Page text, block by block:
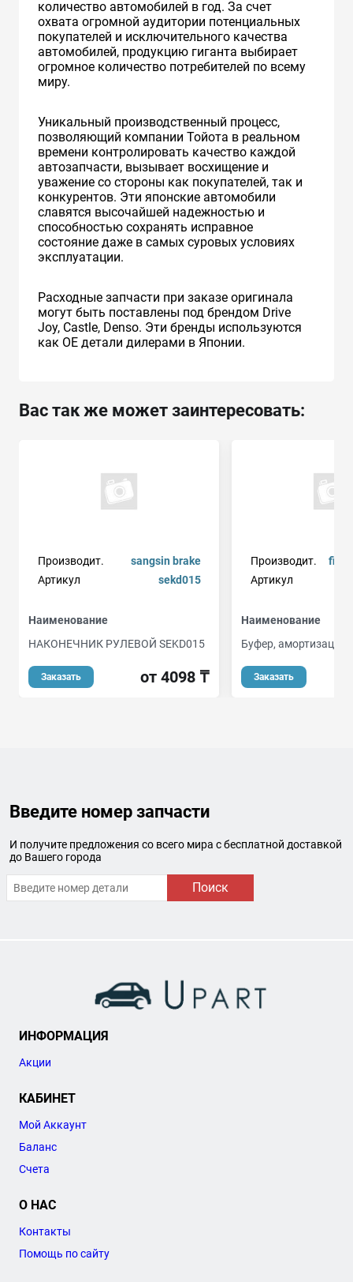
количество автомобилей в год. За счет
охвата огромной аудитории потенциальных
покупателей и исключительного качества
автомобилей, продукцию гиганта выбирает
огромное количество потребителей по всему
миру.
Уникальный производственный процесс,
позволяющий компании Тойота в реальном
времени контролировать качество каждой
автозапчасти, вызывает восхищение и
уважение со стороны как покупателей, так и
конкурентов. Эти японские автомобили
славятся высочайшей надежностью и
способностью сохранять исправное
состояние даже в самых суровых условиях
эксплуатации.
Расходные запчасти при заказе оригинала
могут быть поставлены под брендом Drive
Joy, Castle, Denso. Эти бренды используются
как ОЕ детали дилерами в Японии.
Вас так же может заинтересовать:
Производит.
sangsin brake
Артикул
sekd015
Наименование
НАКОНЕЧНИК РУЛЕВОЙ SEKD015
Заказать от 4098 ₸
Производит.
fiat
Артикул
Наименование
Буфер, амортизация
Заказать
Введите номер запчасти
И получите предложения со всего мира с бесплатной доставкой
до Вашего города
Поиск
ИНФОРМАЦИЯ
Акции
КАБИНЕТ
Мой Аккаунт
Баланс
Счета
О НАС
Контакты
Помощь по сайту